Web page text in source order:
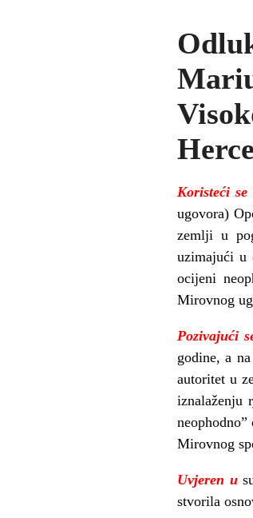
Koristeći se
ugovora)
zemlji u
uzimajući u
ocijeni
Mirovnog
Pozivajući
godine, a
autoritet u
iznalaženju
Mirovnog
Uvjeren u
stvorila